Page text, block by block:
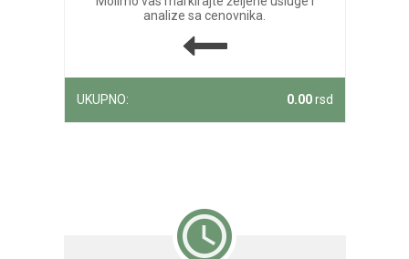
analize sa cenovnika.
UKUPNO: 0.00rsd